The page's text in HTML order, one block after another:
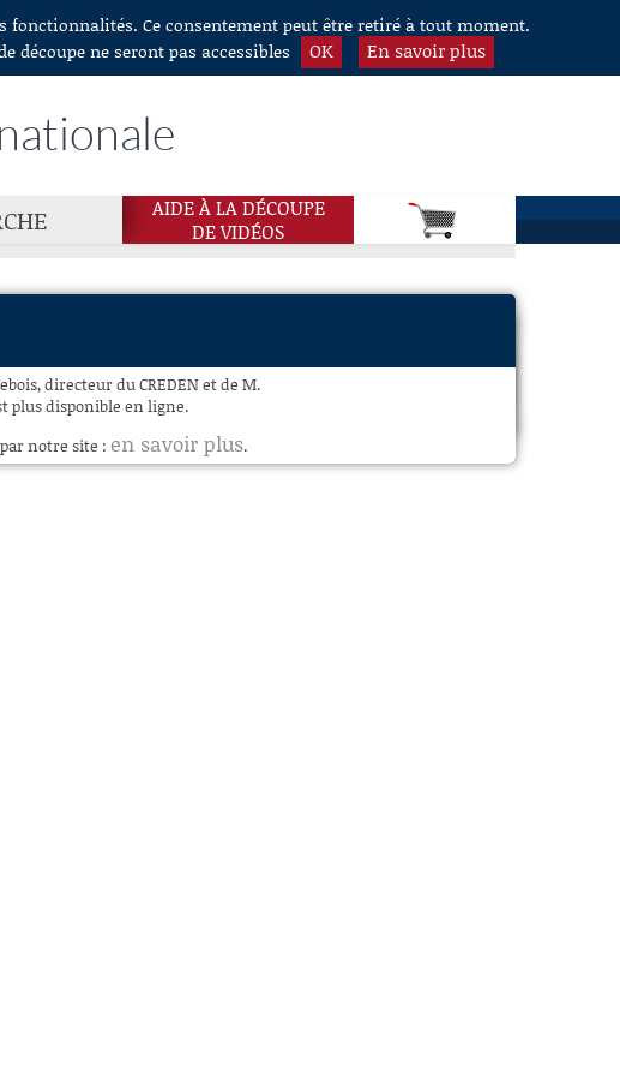
fonctionnalités. Ce consentement peut être retiré à tout moment.
découpe ne seront pas accessibles
OK En savoir plus
AIDE À LA DÉCOUPE
DE VIDÉOS
directeur du CREDEN et de M.
plus disponible en ligne.
notre site : en savoir plus.